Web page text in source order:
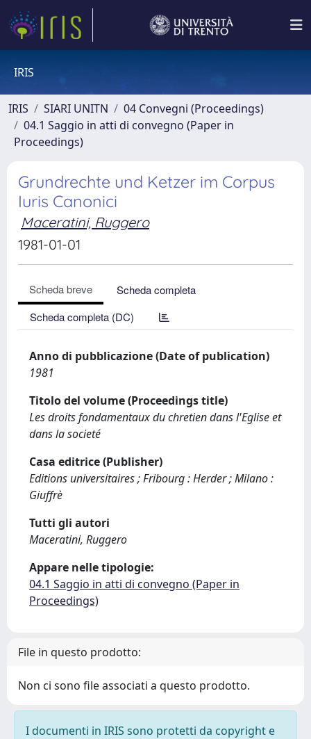
IRIS
IRIS SIARI UNITN
04 Convegni (Proceedings)
04.1 Saggio in atti di convegno (Paper in
Proceedings)
Grundrechte und Ketzer im Corpus
Iuris Canonici
Maceratini, Ruggero
1981-01-01
Scheda breve
Scheda completa
Scheda completa (DC)
Anno di pubblicazione (Date of publication)
1981
Titolo del volume (Proceedings title)
Les droits fondamentaux du chretien dans l'Eglise et
dans la societé
Casa editrice (Publisher)
Editions universitaires ; Fribourg : Herder ; Milano :
Giuffrè
Tutti gli autori
Maceratini, Ruggero
Appare nelle tipologie:
04.1 Saggio in atti di convegno (Paper in
Proceedings)
File in questo prodotto:
Non ci sono file associati a questo prodotto.
I documenti in IRIS sono protetti da copyright e